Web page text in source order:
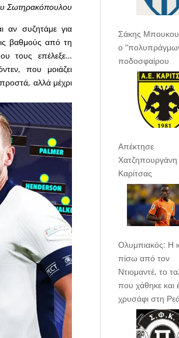
Σωτηρακόπουλου
αν συζητάμε για
βαθμούς από τη
τους επέλεξε…
που μοιάζει
αλλά μέχρι
Σάκης
ο
ποδοσφαίρου
Απέκτησε
Καρίτσας
Ολυμπιακός: Η
πίσω από τον
Ντιομαντέ, το
που χάθηκε και
χρυσάφι στη